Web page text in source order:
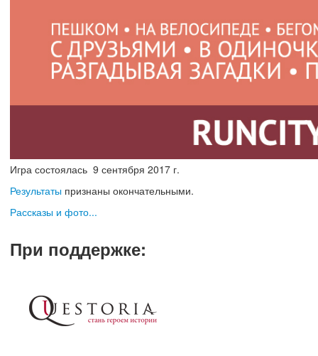
Игра состоялась 9 сентября 2017 г.
Результаты признаны окончательными.
Рассказы и фото...
При поддержке: